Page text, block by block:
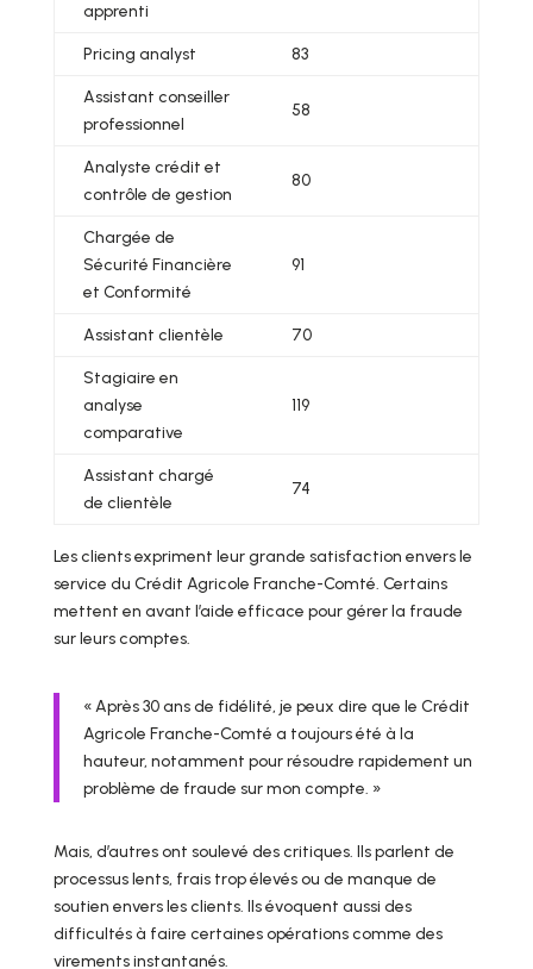
apprenti
Pricing analyst 83
Assistant conseiller
professionnel
58
Analyste crédit et
contrôle de gestion
80
Chargée de
Sécurité Financière
et Conformité
91
Assistant clientèle 70
Stagiaire en
analyse
comparative
119
Assistant chargé
de clientèle
74
Les clients expriment leur grande satisfaction envers le
service du Crédit Agricole Franche-Comté. Certains
mettent en avant l’aide efficace pour gérer la fraude
sur leurs comptes.
« Après 30 ans de fidélité, je peux dire que le Crédit
Agricole Franche-Comté a toujours été à la
hauteur, notamment pour résoudre rapidement un
problème de fraude sur mon compte. »
Mais, d’autres ont soulevé des critiques. Ils parlent de
processus lents, frais trop élevés ou de manque de
soutien envers les clients. Ils évoquent aussi des
difficultés à faire certaines opérations comme des
virements instantanés.